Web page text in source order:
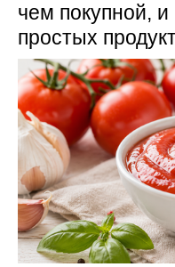
чем покупной, и
простых